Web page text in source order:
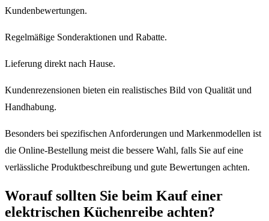
Kundenbewertungen.
Regelmäßige Sonderaktionen und Rabatte.
Lieferung direkt nach Hause.
Kundenrezensionen bieten ein realistisches Bild von Qualität und
Handhabung.
Besonders bei spezifischen Anforderungen und Markenmodellen ist
die Online-Bestellung meist die bessere Wahl, falls Sie auf eine
verlässliche Produktbeschreibung und gute Bewertungen achten.
Worauf sollten Sie beim Kauf einer
elektrischen Küchenreibe achten?